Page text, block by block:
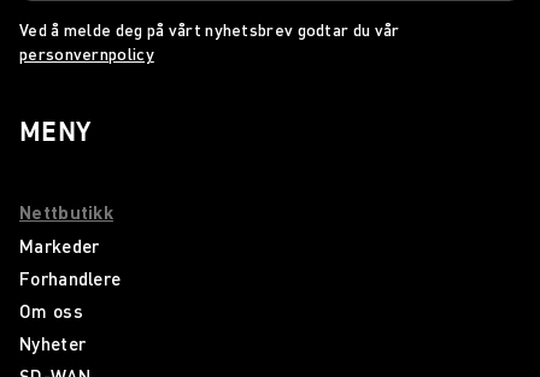
Ved å melde deg på vårt nyhetsbrev godtar du vår
personvernpolicy
MENY
Nettbutikk
Markeder
Forhandlere
Om oss
Nyheter